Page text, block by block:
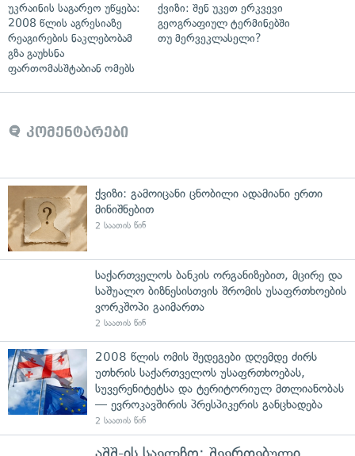
უკრაინის საგარეო უწყება:
2008 წლის აგრესიაზე
რეაგირების ნაკლებობამ
გზა გაუხსნა
ფართომასშტაბიან ომებს
ქვიზი: შენ უკეთ ერკვევი
გეოგრაფიულ ტერმინებში
თუ მერვეკლასელი?
კომენტარები
ქვიზი: გამოიცანი ცნობილი ადამიანი ერთი
მინიშნებით
2 საათის წინ
საქართველოს ბანკის ორგანიზებით, მცირე და
საშუალო ბიზნესისთვის შრომის უსაფრთხოების
ვორკშოპი გაიმართა
2 საათის წინ
2008 წლის ომის შედეგები დღემდე ძირს
უთხრის საქართველოს უსაფრთხოებას,
სუვერენიტეტსა და ტერიტორიულ მთლიანობას
— ევროკავშირის პრესპიკერის განცხადება
2 საათის წინ